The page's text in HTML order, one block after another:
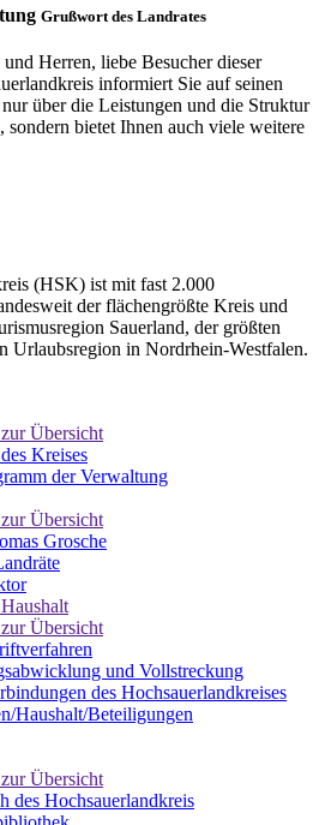
Grußwort des Landrates
Herren, liebe Besucher dieser
informiert Sie auf seinen
über die Leistungen und die Struktur
bietet Ihnen auch viele weitere
(HSK) ist mit fast 2.000
der flächengrößte Kreis und
Sauerland, der größten
Urlaubsregion in Nordrhein-Westfalen.
Übersicht
Kreises
der Verwaltung
Übersicht
Grosche
Übersicht
und Vollstreckung
des Hochsauerlandkreises
Haushalt/Beteiligungen
Übersicht
des Hochsauerlandkreis